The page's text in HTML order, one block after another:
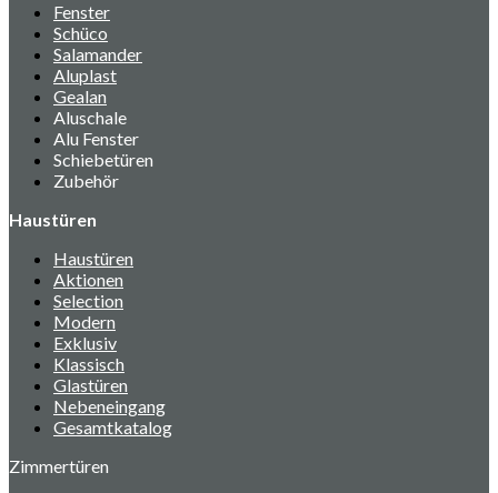
Fenster
Schüco
Salamander
Aluplast
Gealan
Aluschale
Alu Fenster
Schiebetüren
Zubehör
Haustüren
Haustüren
Aktionen
Selection
Modern
Exklusiv
Klassisch
Glastüren
Nebeneingang
Gesamtkatalog
Zimmertüren